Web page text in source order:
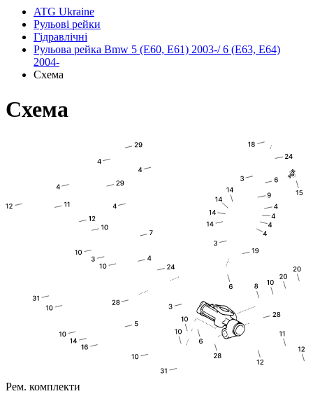
ATG Ukraine
Рульові рейки
Гідравлічні
Рульова рейка Bmw 5 (E60, E61) 2003-/ 6 (E63, E64)
2004-
Схема
Схема
Рем. комплекти